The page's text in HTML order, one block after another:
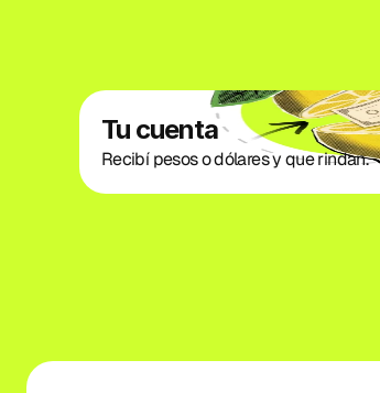
Tu cuenta
Recibí pesos o dólares y que rindan.